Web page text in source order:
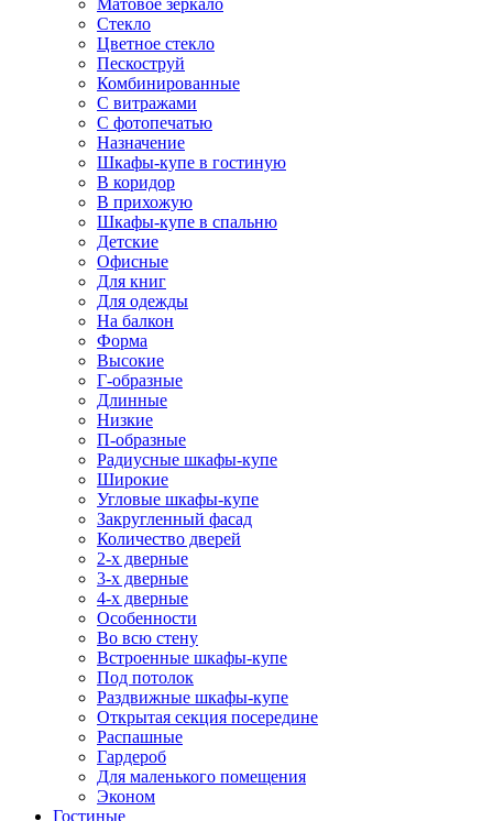
Матовое зеркало
Стекло
Цветное стекло
Пескоструй
Комбинированные
С витражами
С фотопечатью
Назначение
Шкафы-купе в гостиную
В коридор
В прихожую
Шкафы-купе в спальню
Детские
Офисные
Для книг
Для одежды
На балкон
Форма
Высокие
Г-образные
Длинные
Низкие
П-образные
Радиусные шкафы-купе
Широкие
Угловые шкафы-купе
Закругленный фасад
Количество дверей
2-х дверные
3-х дверные
4-х дверные
Особенности
Во всю стену
Встроенные шкафы-купе
Под потолок
Раздвижные шкафы-купе
Открытая секция посередине
Распашные
Гардероб
Для маленького помещения
Эконом
Гостиные